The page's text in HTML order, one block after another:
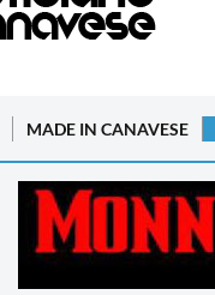
MADE IN CANAVESE